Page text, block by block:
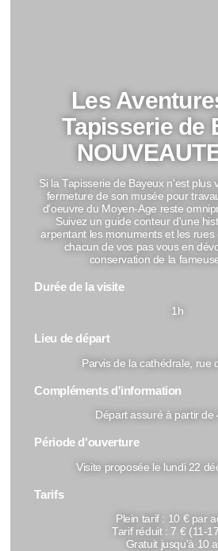
Les
Tapisserie de
Si la Tapisserie de Bayeux n'est plus
fermeture de son musée pour
d'oeuvre du Moyen-Age reste
Suivez un guide conteur d'une
arpentant les monuments et les rues
chacun de vos pas vous en
conservation de la
Durée de la visite
1h
Lieu de départ
Parvis de la cathédrale, rue
Compléments d'information
Départ assuré à partir de
Période d'ouverture
Visite proposée le lundi 22
Tarifs
Plein tarif : 10 € par
Tarif réduit : 7 € (11-
Gratuit jusqu'à 10